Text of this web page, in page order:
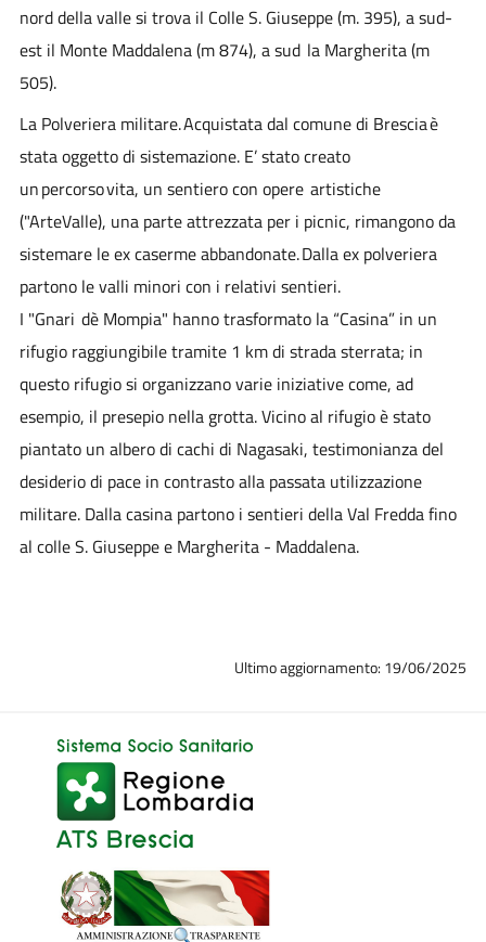
nord della valle si trova il Colle S. Giuseppe (m. 395), a sud-
est il Monte Maddalena (m 874), a sud la Margherita (m
505).
La Polveriera militare. Acquistata dal comune di Brescia è
stata oggetto di sistemazione. E’ stato creato
un percorso vita, un sentiero con opere artistiche
("ArteValle), una parte attrezzata per i picnic, rimangono da
sistemare le ex caserme abbandonate. Dalla ex polveriera
partono le valli minori con i relativi sentieri.
I "Gnari dè Mompia" hanno trasformato la “Casina” in un
rifugio raggiungibile tramite 1 km di strada sterrata; in
questo rifugio si organizzano varie iniziative come, ad
esempio, il presepio nella grotta. Vicino al rifugio è stato
piantato un albero di cachi di Nagasaki, testimonianza del
desiderio di pace in contrasto alla passata utilizzazione
militare. Dalla casina partono i sentieri della Val Fredda fino
al colle S. Giuseppe e Margherita - Maddalena.
Ultimo aggiornamento: 19/06/2025